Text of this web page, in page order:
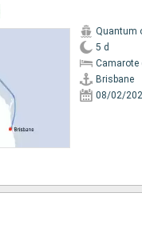
Quantum
5 d
Camarote
Brisbane
08/02/